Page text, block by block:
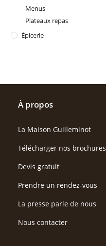
Menus
Plateaux repas
Épicerie
À propos
La Maison Guilleminot
Télécharger nos brochures
Devis gratuit
Prendre un rendez-vous
La presse parle de nous
Nous contacter